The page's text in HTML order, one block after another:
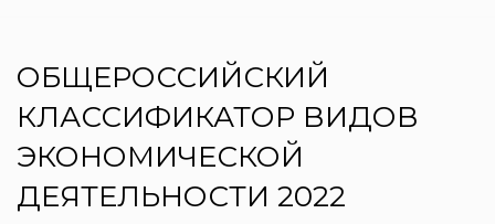
ОБЩЕРОССИЙСКИЙ
КЛАССИФИКАТОР ВИДОВ
ЭКОНОМИЧЕСКОЙ
ДЕЯТЕЛЬНОСТИ 2022